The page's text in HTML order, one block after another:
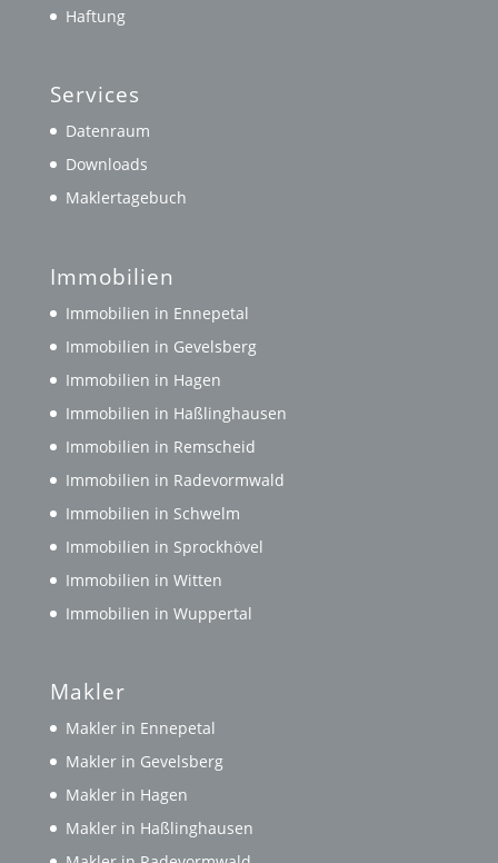
Haftung
Services
Datenraum
Downloads
Maklertagebuch
Immobilien
Immobilien in Ennepetal
Immobilien in Gevelsberg
Immobilien in Hagen
Immobilien in Haßlinghausen
Immobilien in Remscheid
Immobilien in Radevormwald
Immobilien in Schwelm
Immobilien in Sprockhövel
Immobilien in Witten
Immobilien in Wuppertal
Makler
Makler in Ennepetal
Makler in Gevelsberg
Makler in Hagen
Makler in Haßlinghausen